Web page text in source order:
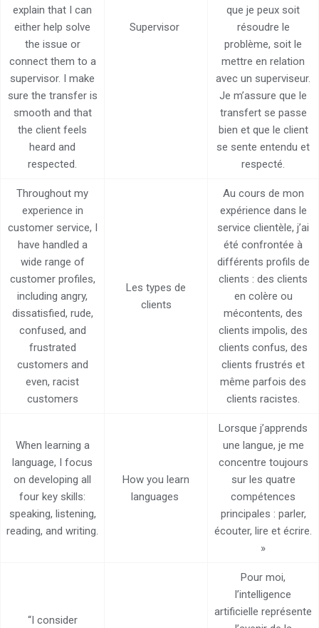
explain that I can
either help solve
the issue or
connect them to a
supervisor. I make
sure the transfer is
smooth and that
the client feels
heard and
respected.
Supervisor
que je peux soit
résoudre le
problème, soit le
mettre en relation
avec un superviseur.
Je m’assure que le
transfert se passe
bien et que le client
se sente entendu et
respecté.
Throughout my
experience in
customer service, I
have handled a
wide range of
customer profiles,
including angry,
dissatisfied, rude,
confused, and
frustrated
customers and
even, racist
customers
Les types de
clients
Au cours de mon
expérience dans le
service clientèle, j’ai
été confrontée à
différents profils de
clients : des clients
en colère ou
mécontents, des
clients impolis, des
clients confus, des
clients frustrés et
même parfois des
clients racistes.
When learning a
language, I focus
on developing all
four key skills:
speaking, listening,
reading, and writing.
How you learn
languages
Lorsque j’apprends
une langue, je me
concentre toujours
sur les quatre
compétences
principales : parler,
écouter, lire et écrire.
»
“I consider
Pour moi,
l’intelligence
artificielle représente